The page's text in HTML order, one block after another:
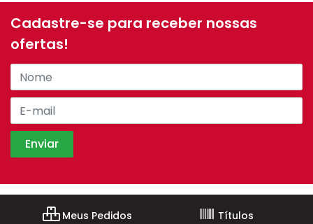
Cadastre-se para receber nossas
ofertas!
Meus Pedidos
Títulos